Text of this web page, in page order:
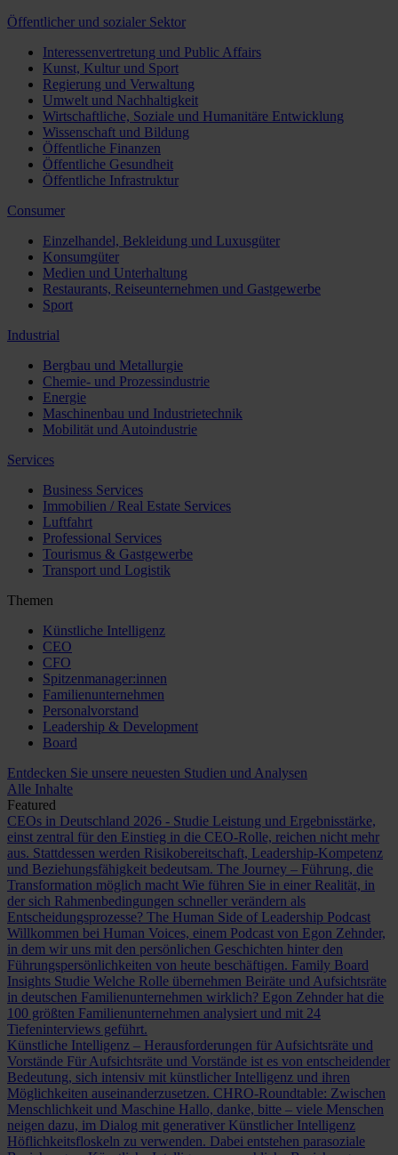
Öffentlicher und sozialer Sektor
Interessenvertretung und Public Affairs
Kunst, Kultur und Sport
Regierung und Verwaltung
Umwelt und Nachhaltigkeit
Wirtschaftliche, Soziale und Humanitäre Entwicklung
Wissenschaft und Bildung
Öffentliche Finanzen
Öffentliche Gesundheit
Öffentliche Infrastruktur
Consumer
Einzelhandel, Bekleidung und Luxusgüter
Konsumgüter
Medien und Unterhaltung
Restaurants, Reiseunternehmen und Gastgewerbe
Sport
Industrial
Bergbau und Metallurgie
Chemie- und Prozessindustrie
Energie
Maschinenbau und Industrietechnik
Mobilität und Autoindustrie
Services
Business Services
Immobilien / Real Estate Services
Luftfahrt
Professional Services
Tourismus & Gastgewerbe
Transport und Logistik
Themen
Künstliche Intelligenz
CEO
CFO
Spitzenmanager:innen
Familienunternehmen
Personalvorstand
Leadership & Development
Board
Entdecken Sie unsere neuesten Studien und Analysen
Alle Inhalte
Featured
CEOs in Deutschland 2026 - Studie Leistung und Ergebnisstärke,
einst zentral für den Einstieg in die CEO-Rolle, reichen nicht mehr
aus. Stattdessen werden Risikobereitschaft, Leadership-Kompetenz
und Beziehungsfähigkeit bedeutsam. The Journey – Führung, die
Transformation möglich macht Wie führen Sie in einer Realität, in
der sich Rahmenbedingungen schneller verändern als
Entscheidungsprozesse? The Human Side of Leadership Podcast
Willkommen bei Human Voices, einem Podcast von Egon Zehnder,
in dem wir uns mit den persönlichen Geschichten hinter den
Führungspersönlichkeiten von heute beschäftigen. Family Board
Insights Studie Welche Rolle übernehmen Beiräte und Aufsichtsräte
in deutschen Familienunternehmen wirklich? Egon Zehnder hat die
100 größten Familienunternehmen analysiert und mit 24
Tiefeninterviews geführt.
Künstliche Intelligenz – Herausforderungen für Aufsichtsräte und
Vorstände Für Aufsichtsräte und Vorstände ist es von entscheidender
Bedeutung, sich intensiv mit künstlicher Intelligenz und ihren
Möglichkeiten auseinanderzusetzen. CHRO-Roundtable: Zwischen
Menschlichkeit und Maschine Hallo, danke, bitte – viele Menschen
neigen dazu, im Dialog mit generativer Künstlicher Intelligenz
Höflichkeitsfloskeln zu verwenden. Dabei entstehen parasoziale